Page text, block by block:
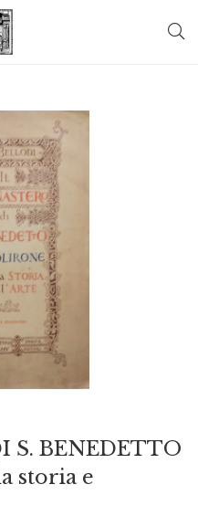
S. BENEDETTO
storia e